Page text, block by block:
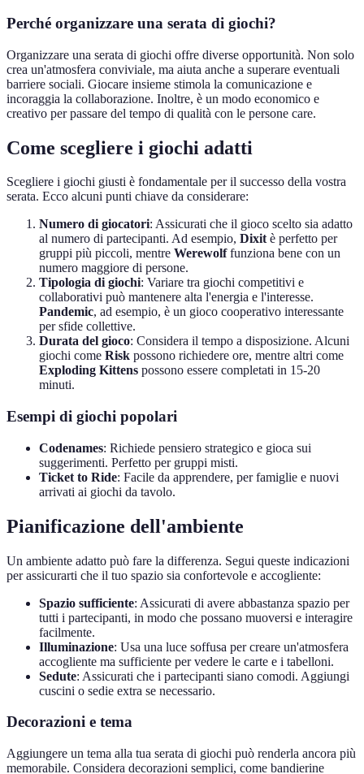
Perché organizzare una serata di giochi?
Organizzare una serata di giochi offre diverse opportunità. Non solo
crea un'atmosfera conviviale, ma aiuta anche a superare eventuali
barriere sociali. Giocare insieme stimola la comunicazione e
incoraggia la collaborazione. Inoltre, è un modo economico e
creativo per passare del tempo di qualità con le persone care.
Come scegliere i giochi adatti
Scegliere i giochi giusti è fondamentale per il successo della vostra
serata. Ecco alcuni punti chiave da considerare:
Numero di giocatori: Assicurati che il gioco scelto sia adatto
al numero di partecipanti. Ad esempio, Dixitè perfetto per
gruppi più piccoli, mentre Werewolffunziona bene con un
numero maggiore di persone.
Tipologia di giochi: Variare tra giochi competitivi e
collaborativi può mantenere alta l'energia e l'interesse.
Pandemic, ad esempio, è un gioco cooperativo interessante
per sfide collettive.
Durata del gioco: Considera il tempo a disposizione. Alcuni
giochi come Risk possono richiedere ore, mentre altri come
Exploding Kittens possono essere completati in 15-20
minuti.
Esempi di giochi popolari
Codenames: Richiede pensiero strategico e gioca sui
suggerimenti. Perfetto per gruppi misti.
Ticket to Ride: Facile da apprendere, per famiglie e nuovi
arrivati ai giochi da tavolo.
Pianificazione dell'ambiente
Un ambiente adatto può fare la differenza. Segui queste indicazioni
per assicurarti che il tuo spazio sia confortevole e accogliente:
Spazio sufficiente: Assicurati di avere abbastanza spazio per
tutti i partecipanti, in modo che possano muoversi e interagire
facilmente.
Illuminazione: Usa una luce soffusa per creare un'atmosfera
accogliente ma sufficiente per vedere le carte e i tabelloni.
Sedute: Assicurati che i partecipanti siano comodi. Aggiungi
cuscini o sedie extra se necessario.
Decorazioni e tema
Aggiungere un tema alla tua serata di giochi può renderla ancora più
memorabile. Considera decorazioni semplici, come bandierine